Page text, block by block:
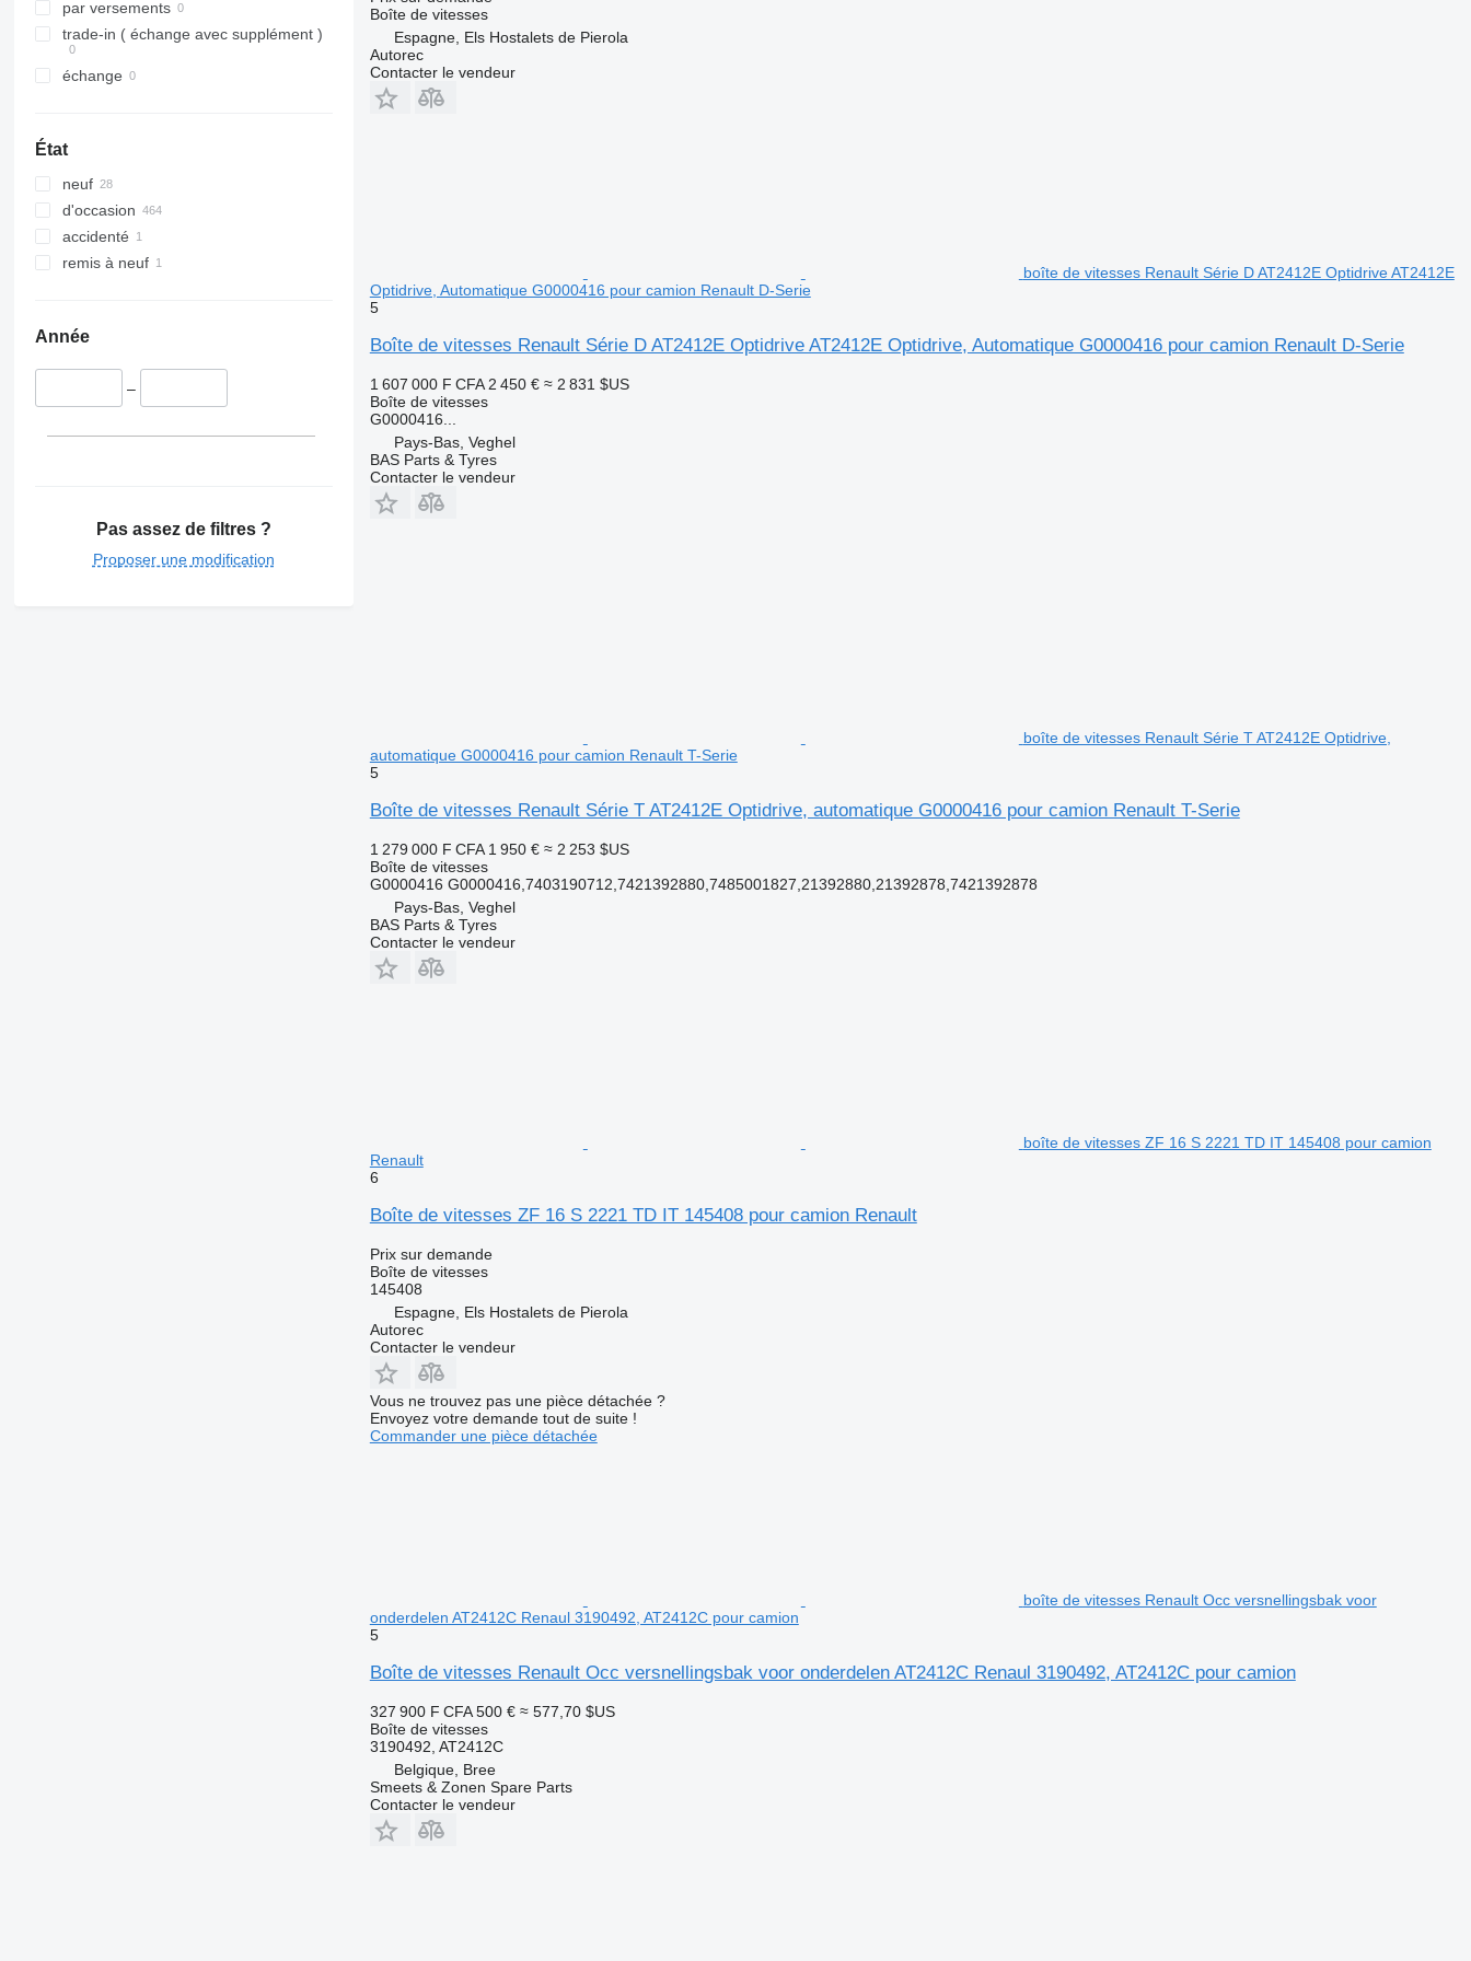
par versements
trade-in ( échange avec supplément )
échange
État
neuf
d'occasion
accidenté
remis à neuf
Année
–
Pas assez de filtres ?
Proposer une modification
Boîte de vitesses
Espagne, Els Hostalets de Pierola
Autorec
Contacter le vendeur
boîte de vitesses Renault Série D AT2412E Optidrive AT2412E
Optidrive, Automatique G0000416 pour camion Renault D-Serie
5
Boîte de vitesses Renault Série D AT2412E Optidrive AT2412E Optidrive, Automatique G0000416 pour camion Renault D-Serie
1 607 000 F CFA 2 450 € ≈ 2 831 $US
Boîte de vitesses
G0000416...
Pays-Bas, Veghel
BAS Parts & Tyres
Contacter le vendeur
boîte de vitesses Renault Série T AT2412E Optidrive,
automatique G0000416 pour camion Renault T-Serie
5
Boîte de vitesses Renault Série T AT2412E Optidrive, automatique G0000416 pour camion Renault T-Serie
1 279 000 F CFA 1 950 € ≈ 2 253 $US
Boîte de vitesses
G0000416 G0000416,7403190712,7421392880,7485001827,21392880,21392878,7421392878
Pays-Bas, Veghel
BAS Parts & Tyres
Contacter le vendeur
boîte de vitesses ZF 16 S 2221 TD IT 145408 pour camion
Renault
6
Boîte de vitesses ZF 16 S 2221 TD IT 145408 pour camion Renault
Prix sur demande
Boîte de vitesses
145408
Espagne, Els Hostalets de Pierola
Autorec
Contacter le vendeur
Vous ne trouvez pas une pièce détachée ?
Envoyez votre demande tout de suite !
Commander une pièce détachée
boîte de vitesses Renault Occ versnellingsbak voor
onderdelen AT2412C Renaul 3190492, AT2412C pour camion
5
Boîte de vitesses Renault Occ versnellingsbak voor onderdelen AT2412C Renaul 3190492, AT2412C pour camion
327 900 F CFA 500 € ≈ 577,70 $US
Boîte de vitesses
3190492, AT2412C
Belgique, Bree
Smeets & Zonen Spare Parts
Contacter le vendeur